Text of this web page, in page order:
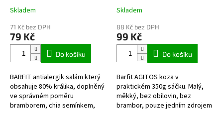
Průměrné
produktu
je
hvězdiček.
Skladem
71 Kč bez DPH
79 Kč
Do košíku
BARFIT antialergik salám který
obsahuje 80% králika, doplněný
ve správném poměru
bramborem, chia semínkem,
monoprotein 350g
Průměrné
produktu
je
hvězdiček.
Skladem
88 Kč bez DPH
99 Kč
Do košíku
Barfit AGITOS koza v
praktickém 350g sáčku. Malý,
měkký, bez obilovin, bez
brambor, pouze jedním zdrojem